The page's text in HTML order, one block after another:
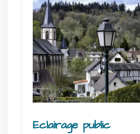
Eclairage public